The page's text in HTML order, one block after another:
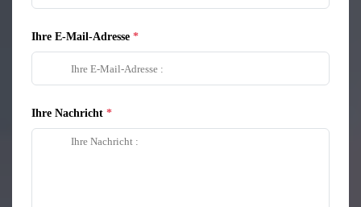
Ihre E-Mail-Adresse
Ihre Nachricht